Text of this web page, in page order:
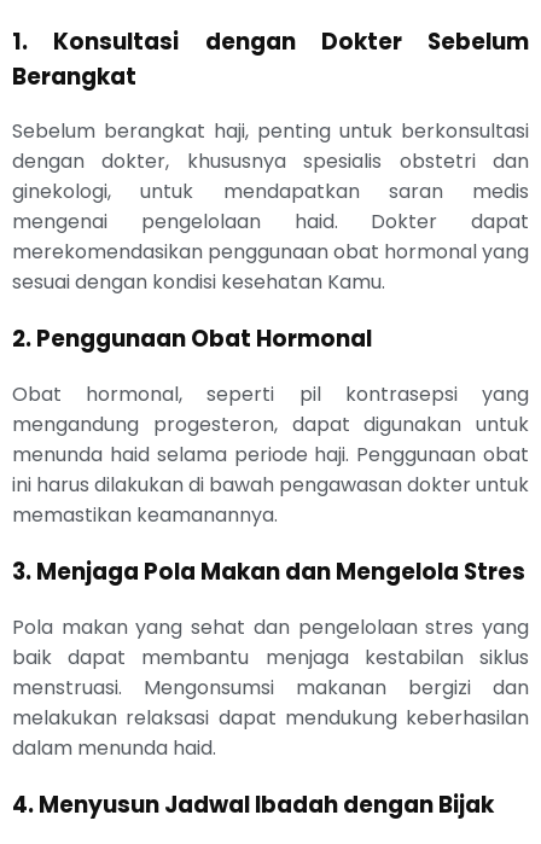
1. Konsultasi dengan Dokter Sebelum
Berangkat
Sebelum berangkat haji, penting untuk berkonsultasi
dengan dokter, khususnya spesialis obstetri dan
ginekologi, untuk mendapatkan saran medis
mengenai pengelolaan haid. Dokter dapat
merekomendasikan penggunaan obat hormonal yang
sesuai dengan kondisi kesehatan Kamu.
2. Penggunaan Obat Hormonal
Obat hormonal, seperti pil kontrasepsi yang
mengandung progesteron, dapat digunakan untuk
menunda haid selama periode haji. Penggunaan obat
ini harus dilakukan di bawah pengawasan dokter untuk
memastikan keamanannya.
3. Menjaga Pola Makan dan Mengelola Stres
Pola makan yang sehat dan pengelolaan stres yang
baik dapat membantu menjaga kestabilan siklus
menstruasi. Mengonsumsi makanan bergizi dan
melakukan relaksasi dapat mendukung keberhasilan
dalam menunda haid.
4. Menyusun Jadwal Ibadah dengan Bijak